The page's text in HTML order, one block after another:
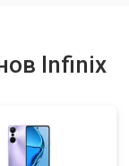
Infinix